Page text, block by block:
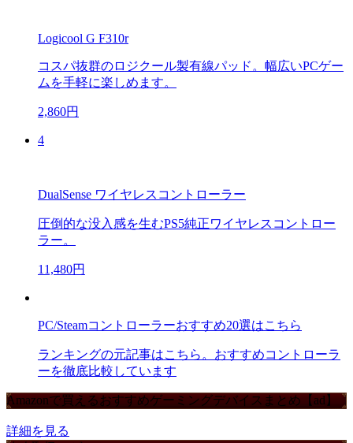
Logicool G F310r
コスパ抜群のロジクール製有線パッド。幅広いPCゲー
ムを手軽に楽しめます。
2,860円
4
DualSense ワイヤレスコントローラー
圧倒的な没入感を生むPS5純正ワイヤレスコントロー
ラー。
11,480円
PC/Steamコントローラーおすすめ20選はこちら
ランキングの元記事はこちら。おすすめコントローラ
ーを徹底比較しています
Amazonで買えるおすすめゲーミングデバイスまとめ【ad】
詳細を見る